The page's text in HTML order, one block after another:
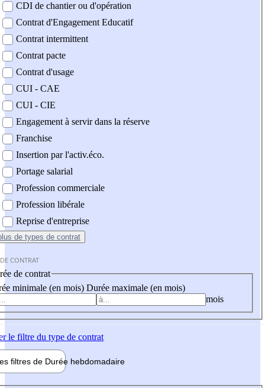
CDI de chantier ou d'opération
Contrat d'Engagement Educatif
Contrat intermittent
Contrat pacte
Contrat d'usage
CUI - CAE
CUI - CIE
Engagement à servir dans la réserve
Franchise
Insertion par l'activ.éco.
Portage salarial
Profession commerciale
Profession libérale
Reprise d'entreprise
de types de contrat
CONTRAT
de contrat
minimale (en mois) Durée maximale (en mois)
mois
le filtre du type de contrat
filtres de Durée hebdomadaire